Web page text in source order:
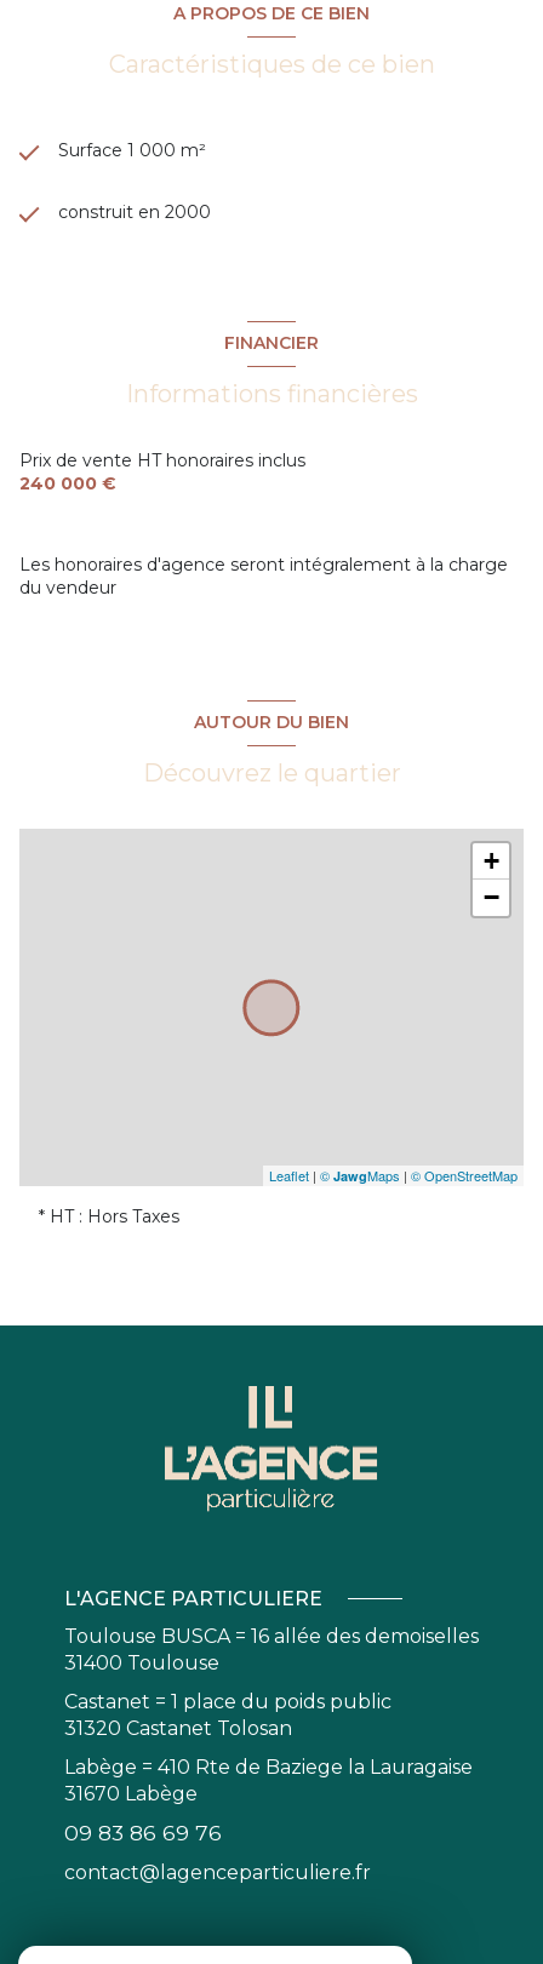
A PROPOS DE CE BIEN
Caractéristiques de ce bien
Surface 1 000 m²
construit en 2000
FINANCIER
Informations financières
Prix de vente HT honoraires inclus
240 000 €
Les honoraires d'agence seront intégralement à la charge
du vendeur
AUTOUR DU BIEN
Découvrez le quartier
+
−
Leaflet | © JawgMaps | © OpenStreetMap
* HT : Hors Taxes
L'AGENCE PARTICULIERE
Toulouse BUSCA = 16 allée des demoiselles
31400 Toulouse
Castanet = 1 place du poids public
31320 Castanet Tolosan
Labège = 410 Rte de Baziege la Lauragaise
31670 Labège
09 83 86 69 76
contact@lagenceparticuliere.fr